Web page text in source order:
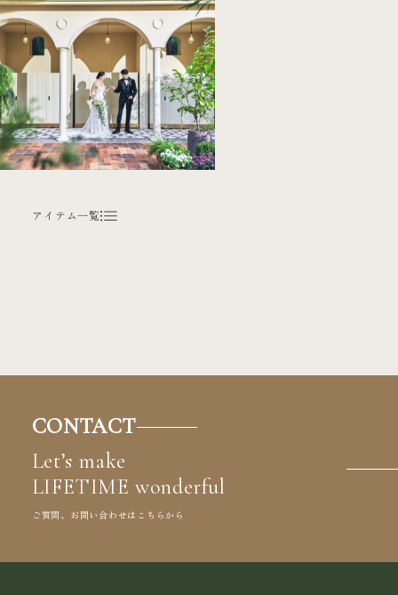
アイテム一覧
CONTACT
Let’s make
LIFETIME wonderful
ご質問、お問い合わせはこちらから